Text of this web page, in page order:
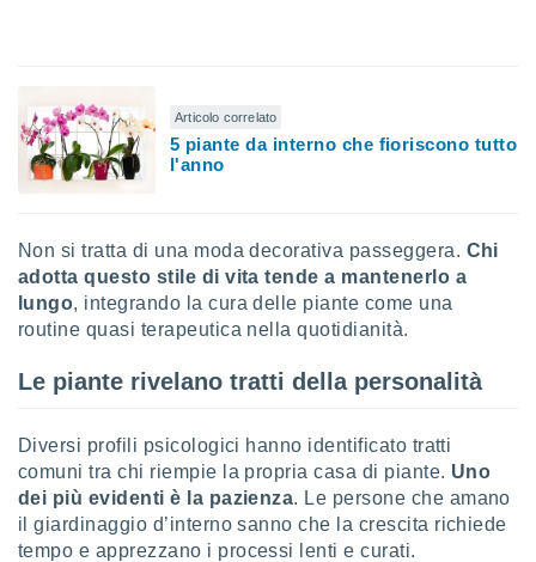
di
sulla
al quale
tuo
facendo
" o
Articolo correlato
5 piante da interno che fioriscono tutto
l'anno
Non si tratta di una moda decorativa passeggera. Chi
adotta questo stile di vita tende a mantenerlo a
lungo, integrando la cura delle piante come una
routine quasi terapeutica nella quotidianità.
Le piante rivelano tratti della personalità
Diversi profili psicologici hanno identificato tratti
comuni tra chi riempie la propria casa di piante. Uno
dei più evidenti è la pazienza. Le persone che amano
il giardinaggio d’interno sanno che la crescita richiede
tempo e apprezzano i processi lenti e curati.